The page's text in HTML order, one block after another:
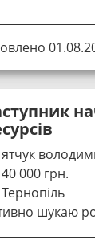
ятчук
40 000 грн.
Тернопіль
шукаю